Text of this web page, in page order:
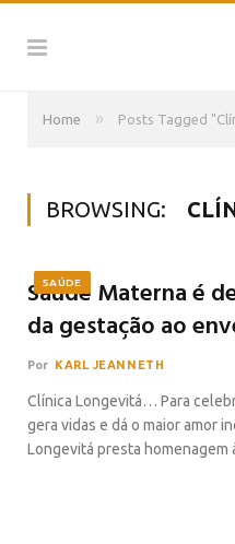
Home » Posts Tagged
BROWSING:
SAÚDE
Saúde Materna é
da gestação ao
Por KARL JEANNETH
Clínica Longevitá… Para
gera vidas e dá o maior amor
Longevitá presta